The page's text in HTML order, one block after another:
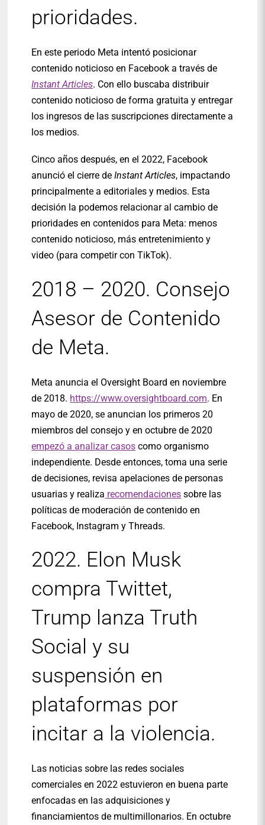
prioridades.
En este periodo Meta intentó posicionar
contenido noticioso en Facebook a través de
Instant Articles. Con ello buscaba distribuir
contenido noticioso de forma gratuita y entregar
los ingresos de las suscripciones directamente a
los medios.
Cinco años después, en el 2022, Facebook
anunció el cierre deInstant Articles, impactando
principalmente a editoriales y medios. Esta
decisión la podemos relacionar al cambio de
prioridades en contenidos para Meta: menos
contenido noticioso, más entretenimiento y
video (para competir con TikTok).
2018 – 2020. Consejo
Asesor de Contenido
de Meta.
Meta anuncia el Oversight Board en noviembre
de 2018. https://www.oversightboard.com. En
mayo de 2020, se anuncian los primeros 20
miembros del consejo y en octubre de 2020
empezó a analizar casos como organismo
independiente. Desde entonces, toma una serie
de decisiones, revisa apelaciones de personas
usuarias y realiza recomendaciones sobre las
políticas de moderación de contenido en
Facebook, Instagram y Threads.
2022. Elon Musk
compra Twittet,
Trump lanza Truth
Social y su
suspensión en
plataformas por
incitar a la violencia.
Las noticias sobre las redes sociales
comerciales en 2022 estuvieron en buena parte
enfocadas en las adquisiciones y
financiamientos de multimillonarios. En octubre